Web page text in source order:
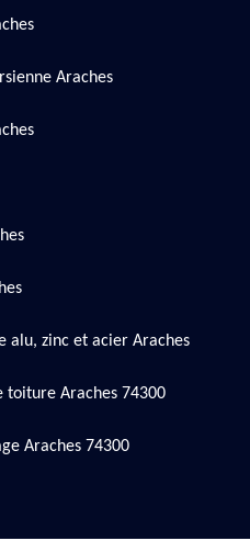
Araches
alu, zinc et acier Araches
toiture Araches 74300
Araches 74300